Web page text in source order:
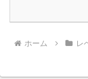
ホーム レ